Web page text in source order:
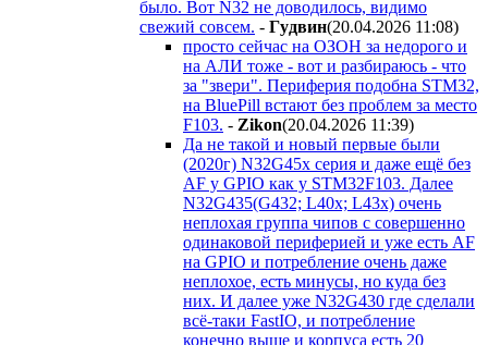
было. Вот N32 не доводилось, видимо
свежий совсем. - Гyдвин(20.04.2026 11:08)
просто сейчас на ОЗОН за недорого и
на АЛИ тоже - вот и разбираюсь - что
за "звери". Периферия подобна STM32,
на BluePill встают без проблем за место
F103. - Zikon(20.04.2026 11:39)
Да не такой и новый первые были
(2020г) N32G45x серия и даже ещё без
AF у GPIO как у STM32F103. Далее
N32G435(G432; L40x; L43x) очень
неплохая группа чипов с совершенно
одинаковой периферией и уже есть AF
на GPIO и потребление очень даже
неплохое, есть минусы, но куда без
них. И далее уже N32G430 где сделали
всё-таки FastIO, и потребление
конечно выше и корпуса есть 20